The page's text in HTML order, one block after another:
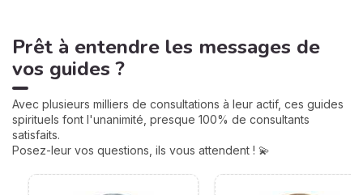
Prêt à entendre les messages de
vos guides ?
Avec plusieurs milliers de consultations à leur actif, ces guides
spirituels font l'unanimité, presque 100% de consultants
satisfaits.
Posez-leur vos questions, ils vous attendent ! 💫